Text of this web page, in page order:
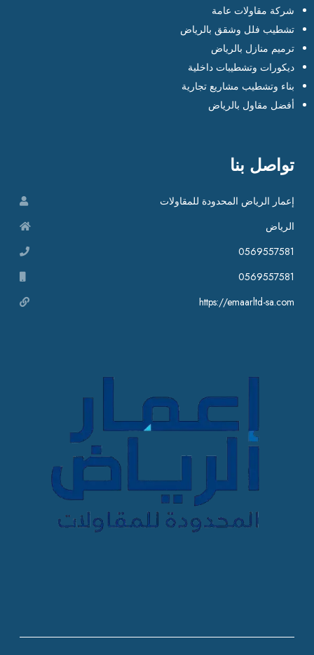
شركة مقاولات عامة
تشطيب فلل وشقق بالرياض
ترميم منازل بالرياض
ديكورات وتشطيبات داخلية
بناء وتشطيب مشاريع تجارية
أفضل مقاول بالرياض
تواصل بنا
إعمار الرياض المحدودة للمقاولات
الرياض
0569557581
0569557581
https://emaarltd-sa.com